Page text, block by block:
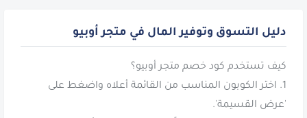
دليل التسوق وتوفير المال في متجر أوبيو
1. اختر الكوبون المناسب من القائمة أعلاه واضغط على